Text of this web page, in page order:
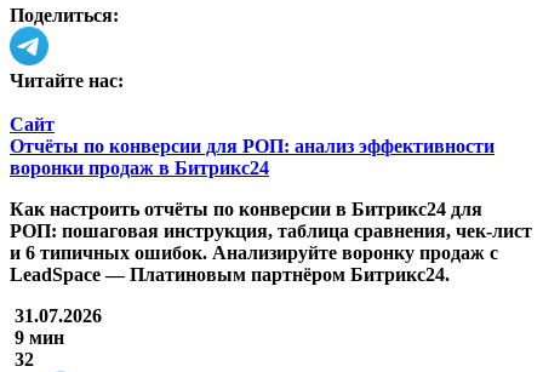
Поделиться:
Читайте нас:
Сайт
Отчёты по конверсии для РОП: анализ эффективности
воронки продаж в Битрикс24
Как настроить отчёты по конверсии в Битрикс24 для
РОП: пошаговая инструкция, таблица сравнения, чек-лист
и 6 типичных ошибок. Анализируйте воронку продаж с
LeadSpace — Платиновым партнёром Битрикс24.
31.07.2026
9 мин
32